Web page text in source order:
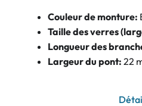
Couleur de monture:
Taille des verres
Longueur des
Largeur du pont: 22